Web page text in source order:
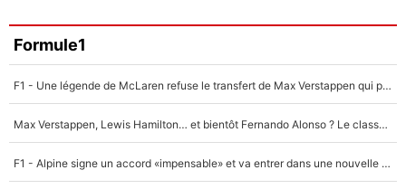
Formule1
F1 - Une légende de McLaren refuse le transfert de Max Verstappen qui pourrait «faire des vagues» et plomber l'ambiance dans l'équipe
Max Verstappen, Lewis Hamilton… et bientôt Fernando Alonso ? Le classement des pilotes les mieux payés en Formule 1 risque de changer !
F1 - Alpine signe un accord «impensable» et va entrer dans une nouvelle dimension : Grande nouvelle pour Pierre Gasly !